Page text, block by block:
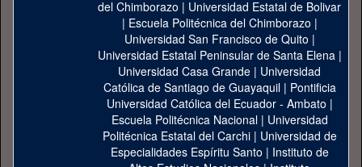
del Chimborazo | Universidad Estatal de Bolivar
| Escuela Politécnica del Chimborazo |
Universidad San Francisco de Quito |
Universidad Estatal Peninsular de Santa Elena|
Universidad Casa Grande | Universidad
Católica de Santiago de Guayaquil| Pontificia
Universidad Católica del Ecuador - Ambato |
Escuela Politécnica Nacional| Universidad
Politécnica Estatal del Carchi| Universidad de
Especialidades Espíritu Santo | Instituto de